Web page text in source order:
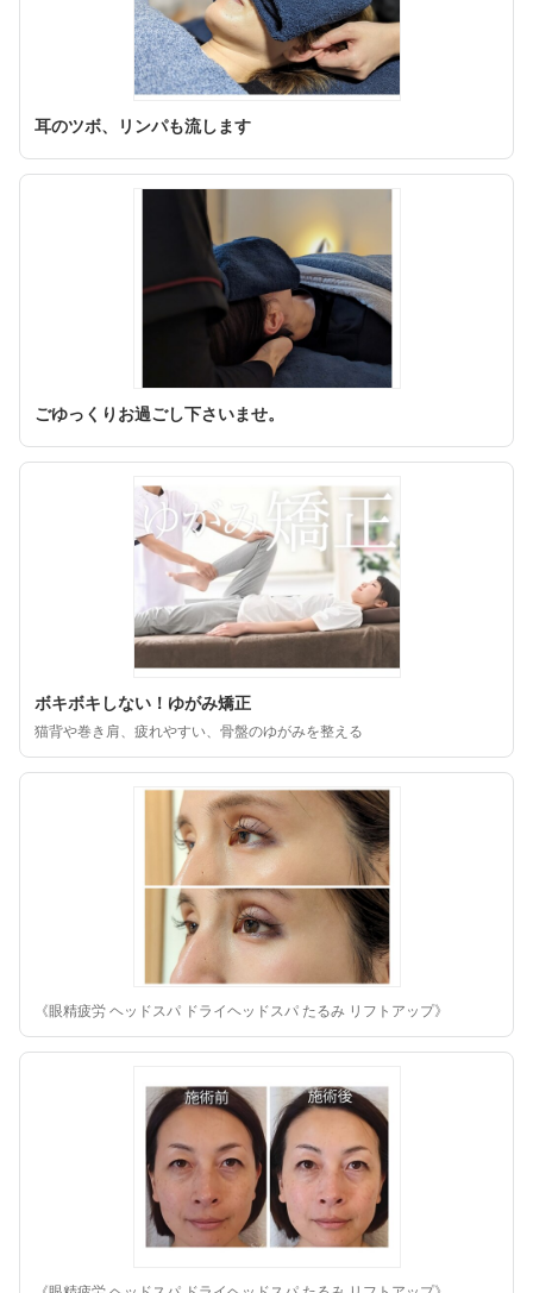
耳のツボ、リンパも流します
ごゆっくりお過ごし下さいませ。
ボキボキしない！ゆがみ矯正
猫背や巻き肩、疲れやすい、骨盤のゆがみを整える
《眼精疲労 ヘッドスパ ドライヘッドスパ たるみ リフトアップ》